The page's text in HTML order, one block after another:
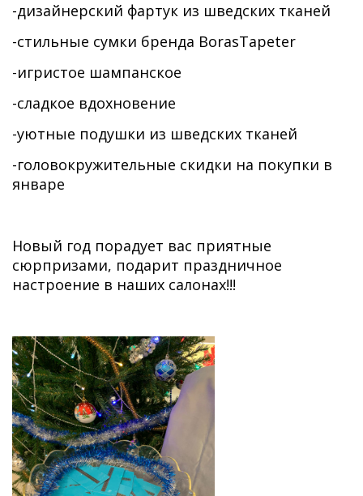
-дизайнерский фартук из шведских тканей
-стильные сумки бренда BorasTapeter
-игристое шампанское
-сладкое вдохновение
-уютные подушки из шведских тканей
-головокружительные скидки на покупки в
январе
Новый год порадует вас приятные
сюрпризами, подарит праздничное
настроение в наших салонах!!!